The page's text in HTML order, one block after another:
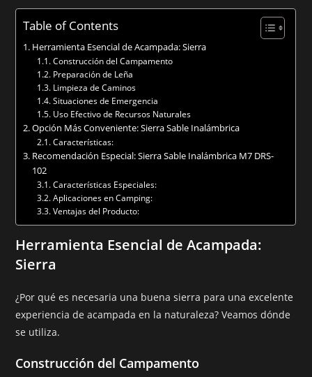
Table of Contents
Herramienta Esencial de Acampada: Sierra
Construcción del Campamento
Preparación de Leña
Limpieza de Caminos
Situaciones de Emergencia
Uso Efectivo de Recursos Naturales
Opción Más Conveniente: Sierra Sable Inalámbrica
Características:
Recomendación Especial: Sierra Sable Inalámbrica M7 DRS-
102
Características Especiales:
Aplicaciones en Camping:
Ventajas del Producto:
Herramienta Esencial de Acampada:
Sierra
¿Por qué es necesaria una buena sierra para una excelente
experiencia de acampada en la naturaleza? Veamos dónde
se utiliza.
Construcción del Campamento